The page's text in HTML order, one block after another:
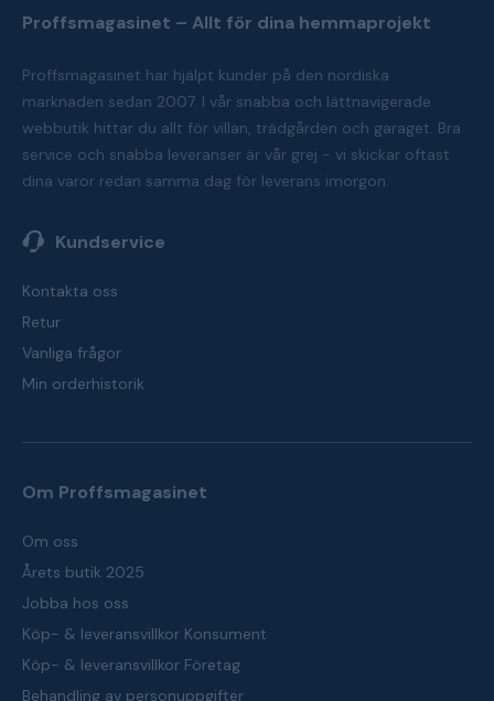
Proffsmagasinet – Allt för dina hemmaprojekt
Proffsmagasinet har hjälpt kunder på den nordiska
marknaden sedan 2007. I vår snabba och lättnavigerade
webbutik hittar du allt för villan, trädgården och garaget. Bra
service och snabba leveranser är vår grej - vi skickar oftast
dina varor redan samma dag för leverans imorgon.
Kundservice
Kontakta oss
Retur
Vanliga frågor
Min orderhistorik
Om Proffsmagasinet
Om oss
Årets butik 2025
Jobba hos oss
Köp- & leveransvillkor Konsument
Köp- & leveransvillkor Företag
Behandling av personuppgifter